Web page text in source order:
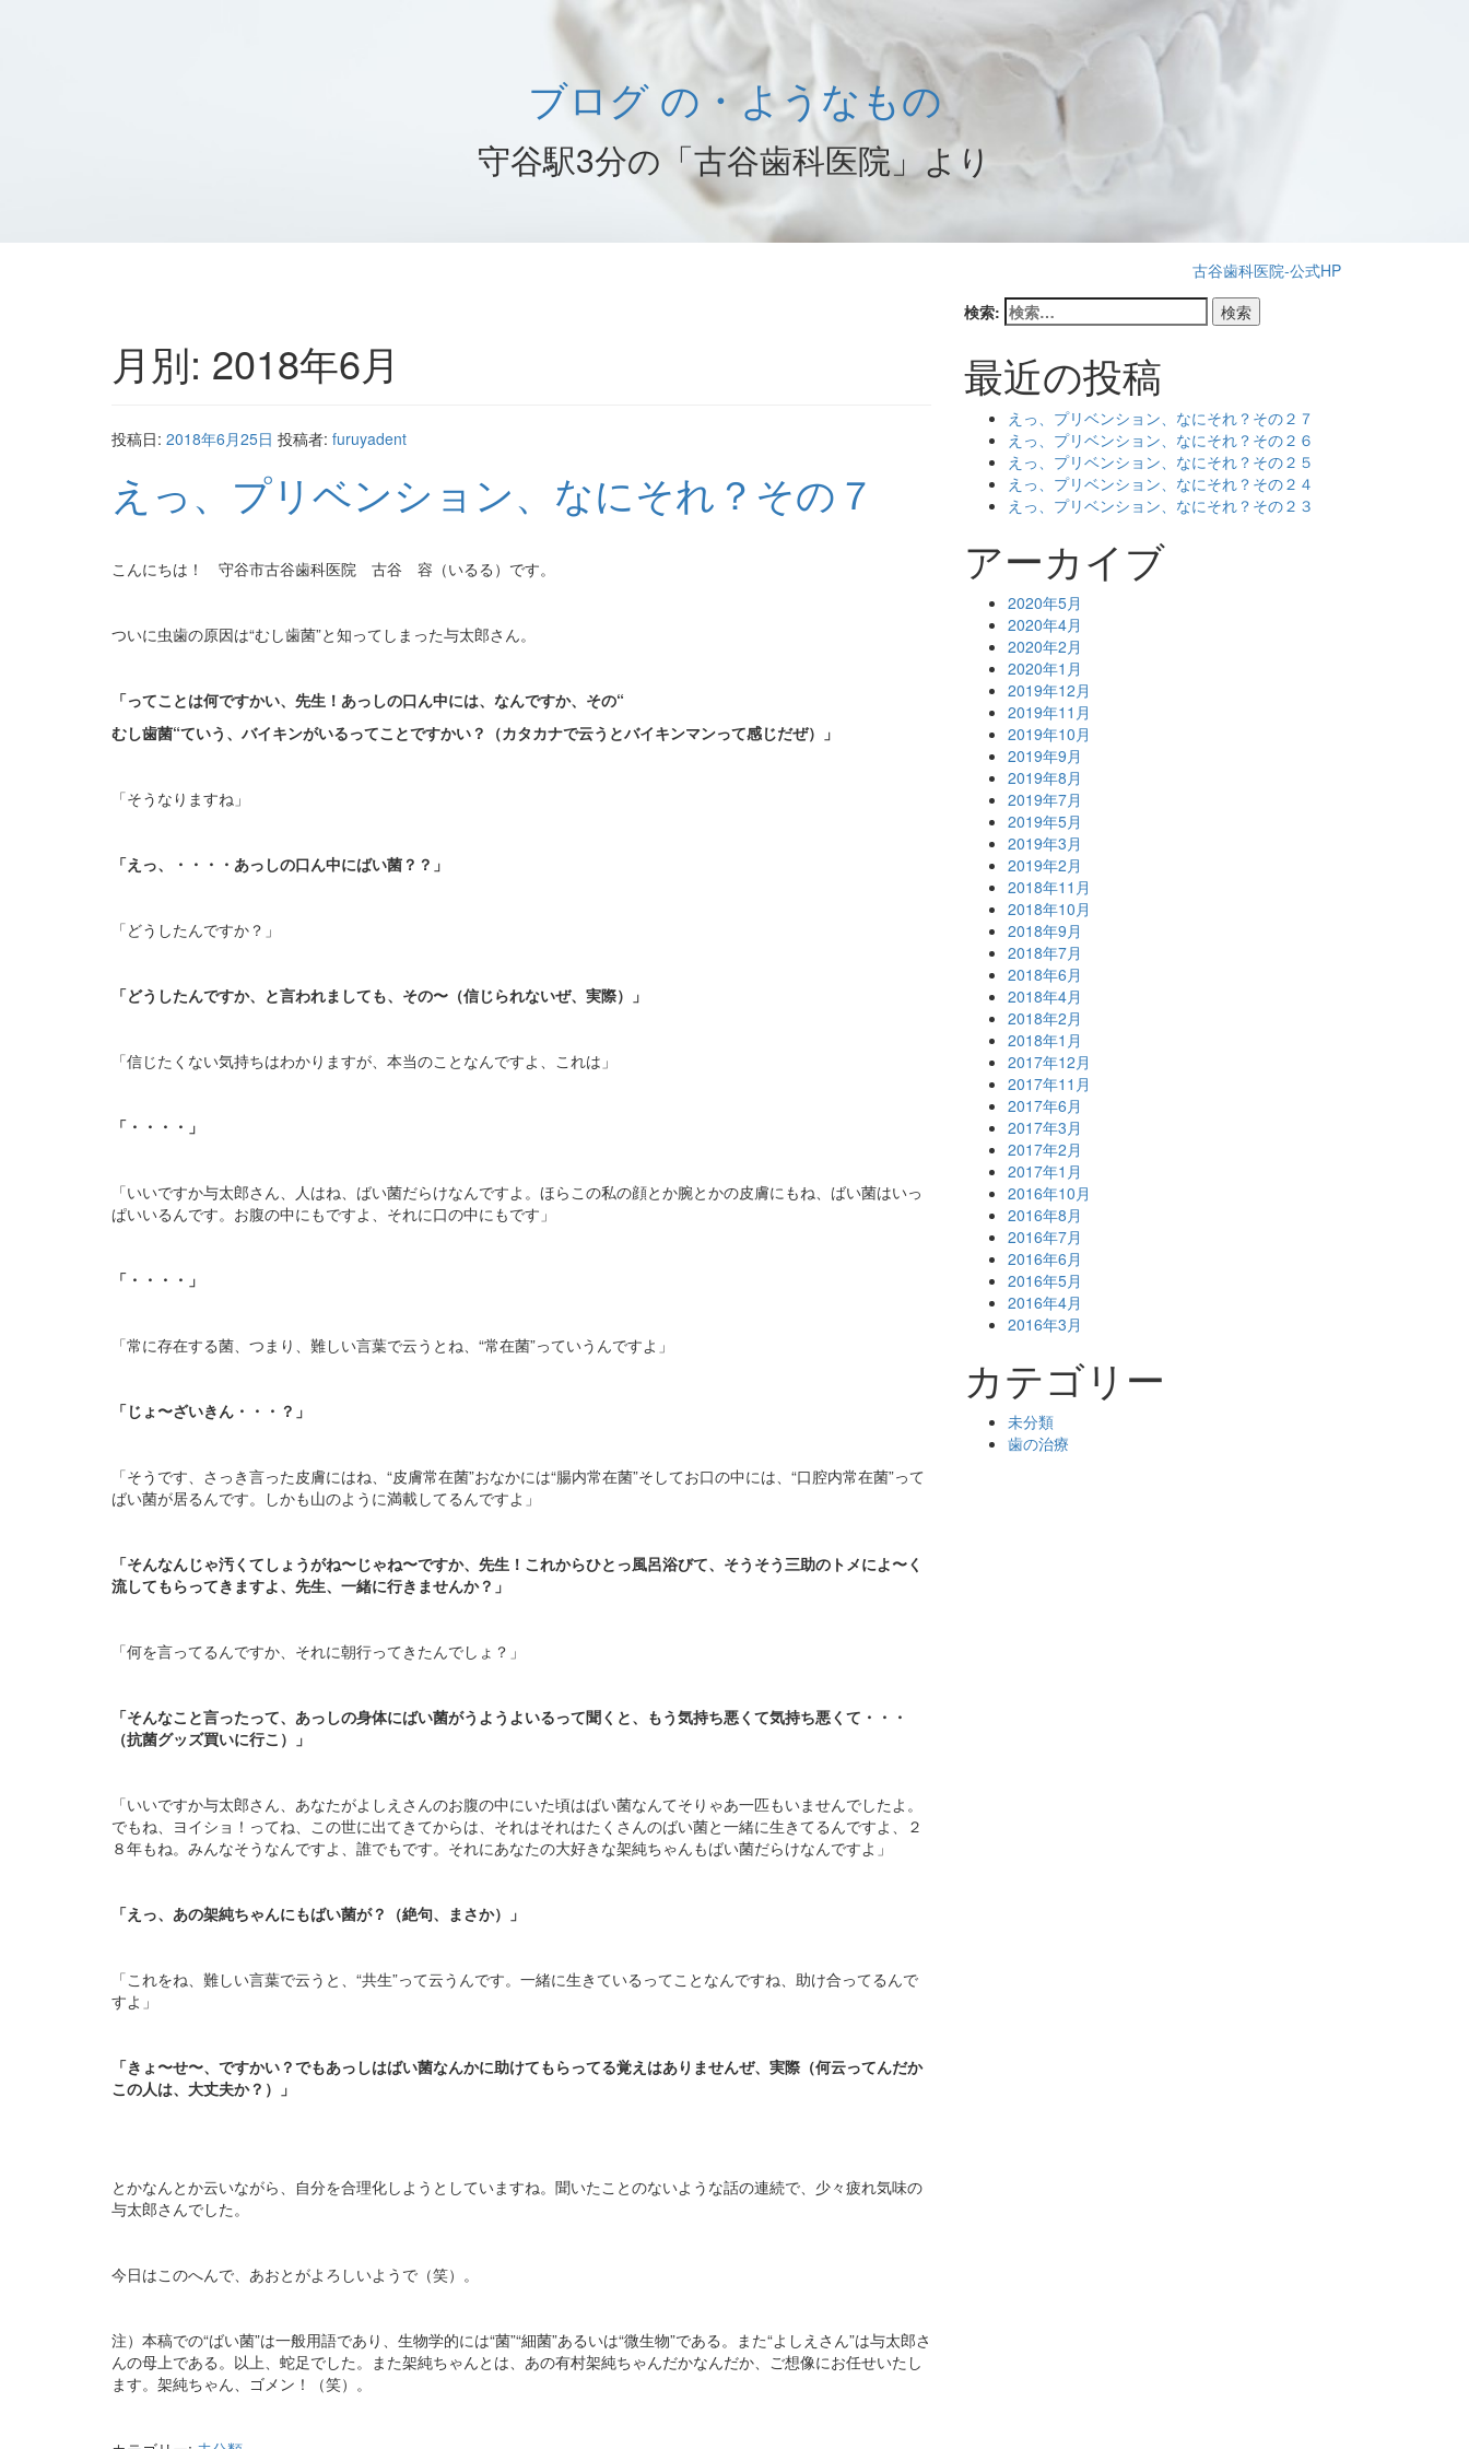
ブログ の・ようなもの
守谷駅3分の「古谷歯科医院」より
古谷歯科医院-公式HP
月別: 2018年6月
投稿日: 2018年6月25日 投稿者: furuyadent
えっ、プリベンション、なにそれ？その７
こんにちは！ 守谷市古谷歯科医院 古谷 容（いるる）です。
ついに虫歯の原因は“むし歯菌”と知ってしまった与太郎さん。
「ってことは何ですかい、先生！あっしの口ん中には、なんですか、その“
むし歯菌“ていう、バイキンがいるってことですかい？（カタカナで云うとバイキンマンって感じだぜ）」
「そうなりますね」
「えっ、・・・・あっしの口ん中にばい菌？？」
「どうしたんですか？」
「どうしたんですか、と言われましても、その〜（信じられないぜ、実際）」
「信じたくない気持ちはわかりますが、本当のことなんですよ、これは」
「・・・・」
「いいですか与太郎さん、人はね、ばい菌だらけなんですよ。ほらこの私の顔とか腕とかの皮膚にもね、ばい菌はいっ
ぱいいるんです。お腹の中にもですよ、それに口の中にもです」
「・・・・」
「常に存在する菌、つまり、難しい言葉で云うとね、“常在菌”っていうんですよ」
「じょ〜ざいきん・・・？」
「そうです、さっき言った皮膚にはね、“皮膚常在菌”おなかには“腸内常在菌”そしてお口の中には、“口腔内常在菌”って
ばい菌が居るんです。しかも山のように満載してるんですよ」
「そんなんじゃ汚くてしょうがね〜じゃね〜ですか、先生！これからひとっ風呂浴びて、そうそう三助のトメによ〜く
流してもらってきますよ、先生、一緒に行きませんか？」
「何を言ってるんですか、それに朝行ってきたんでしょ？」
「そんなこと言ったって、あっしの身体にばい菌がうようよいるって聞くと、もう気持ち悪くて気持ち悪くて・・・
（抗菌グッズ買いに行こ）」
「いいですか与太郎さん、あなたがよしえさんのお腹の中にいた頃はばい菌なんてそりゃあ一匹もいませんでしたよ。
でもね、ヨイショ！ってね、この世に出てきてからは、それはそれはたくさんのばい菌と一緒に生きてるんですよ、２
８年もね。みんなそうなんですよ、誰でもです。それにあなたの大好きな架純ちゃんもばい菌だらけなんですよ」
「えっ、あの架純ちゃんにもばい菌が？（絶句、まさか）」
「これをね、難しい言葉で云うと、“共生”って云うんです。一緒に生きているってことなんですね、助け合ってるんで
すよ」
「きょ〜せ〜、ですかい？でもあっしはばい菌なんかに助けてもらってる覚えはありませんぜ、実際（何云ってんだか
この人は、大丈夫か？）」
とかなんとか云いながら、自分を合理化しようとしていますね。聞いたことのないような話の連続で、少々疲れ気味の
与太郎さんでした。
今日はこのへんで、あおとがよろしいようで（笑）。
注）本稿での“ばい菌”は一般用語であり、生物学的には“菌”“細菌”あるいは“微生物”である。また“よしえさん”は与太郎さ
んの母上である。以上、蛇足でした。また架純ちゃんとは、あの有村架純ちゃんだかなんだか、ご想像にお任せいたし
ます。架純ちゃん、ゴメン！（笑）。
検索:
最近の投稿
えっ、プリベンション、なにそれ？その２７
えっ、プリベンション、なにそれ？その２６
えっ、プリベンション、なにそれ？その２５
えっ、プリベンション、なにそれ？その２４
えっ、プリベンション、なにそれ？その２３
アーカイブ
2020年5月
2020年4月
2020年2月
2020年1月
2019年12月
2019年11月
2019年10月
2019年9月
2019年8月
2019年7月
2019年5月
2019年3月
2019年2月
2018年11月
2018年10月
2018年9月
2018年7月
2018年6月
2018年4月
2018年2月
2018年1月
2017年12月
2017年11月
2017年6月
2017年3月
2017年2月
2017年1月
2016年10月
2016年8月
2016年7月
2016年6月
2016年5月
2016年4月
2016年3月
カテゴリー
未分類
歯の治療